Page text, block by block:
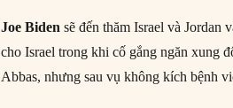
Joe Biden sẽ đến thăm Israel và Jordan
cho Israel trong khi cố gắng ngăn xung
Abbas, nhưng sau vụ không kích bệnh